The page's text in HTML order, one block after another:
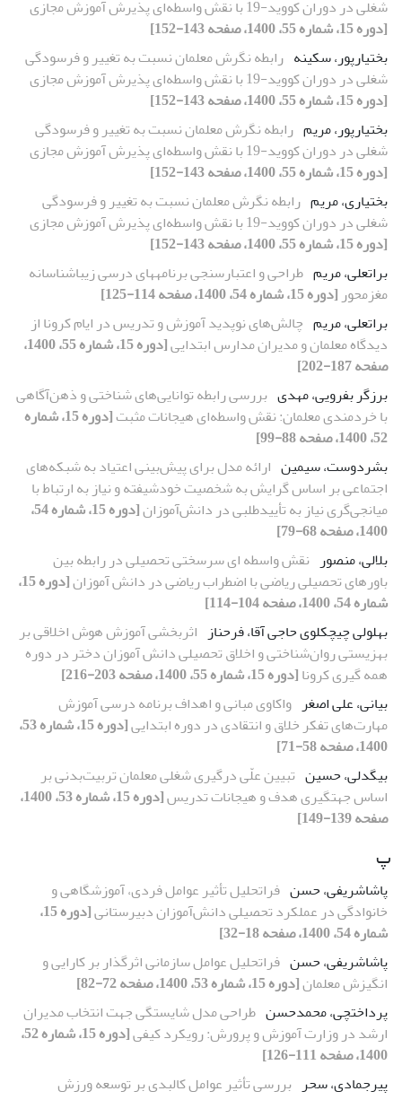
شغلی در دوران کووید-19 با نقش واسطه‌ای پذیرش آموزش مجازی
[دوره 15، شماره 55، 1400، صفحه 143-152]
بختیارپور، سکینه رابطه نگرش معلمان نسبت به تغییر و فرسودگی
شغلی در دوران کووید-19 با نقش واسطه‌ای پذیرش آموزش مجازی
[دوره 15، شماره 55، 1400، صفحه 143-152]
بختیارپور، مریم رابطه نگرش معلمان نسبت به تغییر و فرسودگی
شغلی در دوران کووید-19 با نقش واسطه‌ای پذیرش آموزش مجازی
[دوره 15، شماره 55، 1400، صفحه 143-152]
بختیاری، مریم رابطه نگرش معلمان نسبت به تغییر و فرسودگی
شغلی در دوران کووید-19 با نقش واسطه‌ای پذیرش آموزش مجازی
[دوره 15، شماره 55، 1400، صفحه 143-152]
براتعلی، مریم طراحی و اعتبارسنجی برنامه‏های درسی زیباشناسانه
مغزمحور [دوره 15، شماره 54، 1400، صفحه 114-125]
براتعلی، مریم چالش‌های نوپدید آموزش و تدریس در ایام کرونا از
دیدگاه معلمان و مدیران مدارس ابتدایی
[دوره 15، شماره 55، 1400،
صفحه 187-202]
برزگر بفرویی، مهدی بررسی رابطه توانایی‌های شناختی و ذهن‌آگاهی
با خردمندی معلمان: نقش واسطه‌ای هیجانات مثبت
[دوره 15، شماره
52، 1400، صفحه 88-99]
بشردوست، سیمین ارائه مدل برای پیش‌بینی اعتیاد به شبکه‌های
اجتماعی بر اساس گرایش به شخصیت خودشیفته و نیاز به ارتباط با
میانجی‌گری نیاز به تأییدطلبی در دانش‌آموزان
[دوره 15، شماره 54،
1400، صفحه 68-79]
بلالی، منصور نقش واسطه ای سرسختی تحصیلی در رابطه بین
باورهای تحصیلی ریاضی با اضطراب ریاضی در دانش آموزان
[دوره 15،
شماره 54، 1400، صفحه 104-114]
بهلولی چیچکلوی حاجی آقا، فرحناز اثربخشی آموزش هوش اخلاقی بر
بهزیستی روان‌شناختی و اخلاق تحصیلی دانش ‏آموزان دختر در دوره
همه‏ گیری کرونا[دوره 15، شماره 55، 1400، صفحه 203-216]
بیانی، علی اصغر واکاوی مبانی و اهداف برنامه درسی آموزش
مهارت‌های تفکر خلاق و انتقادی در دوره ابتدایی
[دوره 15، شماره 53،
1400، صفحه 58-71]
بیگدلی، حسین تبیین علّی درگیری شغلی معلمان تربیت‌بدنی بر
اساس جهت‏گیری هدف و هیجانات تدریس
[دوره 15، شماره 53، 1400،
صفحه 139-149]
پ
پاشاشریفی، حسن فراتحلیل تأثیر عوامل فردی، آموزشگاهی و
خانوادگی در عملکرد تحصیلی دانش‌آموزان دبیرستانی
[دوره 15،
شماره 54، 1400، صفحه 18-32]
پاشاشریفی، حسن فراتحلیل عوامل سازمانی اثرگذار بر کارایی و
انگیزش معلمان[دوره 15، شماره 53، 1400، صفحه 72-82]
پرداختچی، محمدحسن طراحی مدل شایستگی جهت انتخاب مدیران
ارشد در وزارت آموزش و پرورش: رویکرد کیفی
[دوره 15، شماره 52،
1400، صفحه 111-126]
پیرجمادی، سحر بررسی تأثیر عوامل کالبدی بر توسعه ورزش